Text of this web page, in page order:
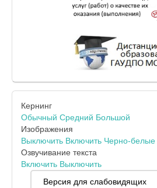
Кернинг
Обычный Средний Большой
Изображения
Выключить Включить Черно-белые
Озвучивание текста
Включить Выключить
Версия для слабовидящих